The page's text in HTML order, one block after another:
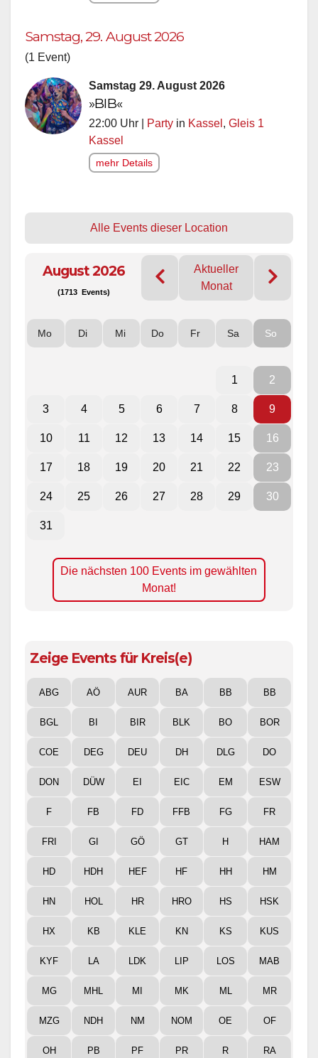
Samstag, 29. August 2026
(1 Event)
Samstag 29. August 2026
»BIB«
22:00 Uhr | Party in Kassel , Gleis 1
Kassel
mehr Details
Alle Events dieser Location
August 2026
(1713 Events)
Aktueller
Monat
Mo Di Mi Do Fr Sa So
1 2
3 4 5 6 7 8 9
10 11 12 13 14 15 16
17 18 19 20 21 22 23
24 25 26 27 28 29 30
31
Die nächsten 100 Events im gewählten
Monat!
Zeige Events für Kreis(e)
ABG AÖ AUR BA BB BB
BGL BI BIR BLK BO BOR
COE DEG DEU DH DLG DO
DON DÜW EI EIC EM ESW
F FB FD FFB FG FR
FRI GI GÖ GT H HAM
HD HDH HEF HF HH HM
HN HOL HR HRO HS HSK
HX KB KLE KN KS KUS
KYF LA LDK LIP LOS MAB
MG MHL MI MK ML MR
MZG NDH NM NOM OE OF
OH PB PF PR R RA